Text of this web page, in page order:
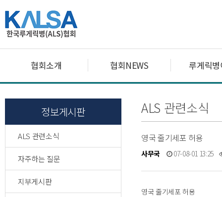
협회소개 협회NEWS 루게릭
정보게시판
ALS 관련소식
자주하는 질문
지부게시판
ALS 관련소식
영국 줄기세포 허용
사무국 07-08-01 13:25
영국 줄기세포 허용